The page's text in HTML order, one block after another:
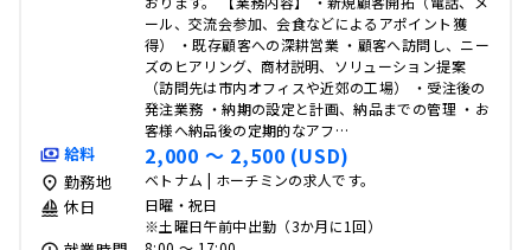
ール、交流会参加、会食などによるアポイント獲
得） ・既存顧客への深耕営業 ・顧客へ訪問し、ニー
ズのヒアリング、商材説明、ソリューション提案
（訪問先は市内オフィスや近郊の工場） ・受注後の
発注業務 ・納期の設定と計画、納品までの管理 ・お
客様へ納品後の定期的なアフ…
給料 2,000 〜 2,500 (USD)
勤務地 ベトナム | ホーチミンの求人です。
休日
日曜・祝日
※土曜日午前中出勤（3か月に1回）